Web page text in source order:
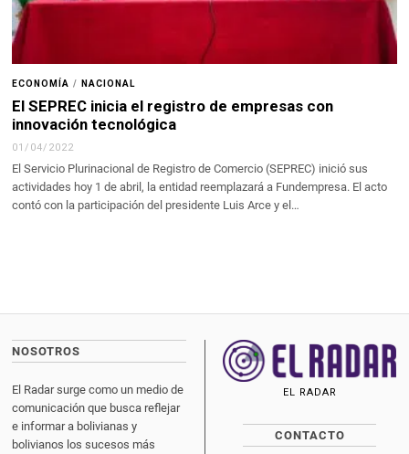
ECONOMÍA / NACIONAL
El SEPREC inicia el registro de empresas con
innovación tecnológica
01/04/2022
El Servicio Plurinacional de Registro de Comercio (SEPREC) inició sus
actividades hoy 1 de abril, la entidad reemplazará a Fundempresa. El acto
contó con la participación del presidente Luis Arce y el…
NOSOTROS
El Radar surge como un medio de
comunicación que busca reflejar
e informar a bolivianas y
bolivianos los sucesos más
EL RADAR
CONTACTO